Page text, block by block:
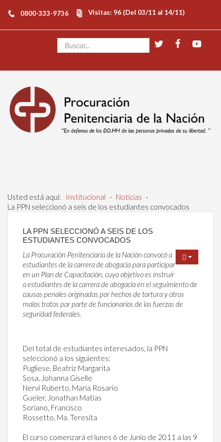
0800-333-9736 Visitas: 96 (Del 03/11 al 14/11)
Usted está aquí: Institucional - Noticias -
La PPN seleccionó a seis de los estudiantes convocados
LA PPN SELECCIONÓ A SEIS DE LOS
ESTUDIANTES CONVOCADOS
La Procuración Penitenciaria de la Nación convocó a
estudiantes de la carrera de abogacía para participar
en un Plan de Capacitación, cuyo objetivo es instruir
a estudiantes de la carrera de abogacía en el seguimiento de
causas penales originadas por hechos de tortura y otros
malos tratos por parte de funcionarios de las fuerzas de
seguridad federales.
Del total de estudiantes interesados, la PPN
seleccionó a los siguientes:
Pugliese, Beatriz Margarita
Sosa, Johanna Giselle
Nervi Ruberto, María Rosario
Gueler, Jonathan Matías
Soriano, Francisco
Rossetto, Ma. Teresita
El curso comenzará el lunes 6 de Junio de 2011 a las 9